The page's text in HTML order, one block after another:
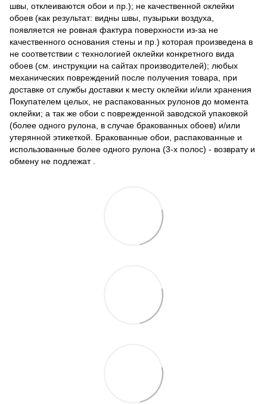
швы, отклеиваются обои и пр.); не качественной оклейки
обоев (как результат: видны швы, пузырьки воздуха,
появляется не ровная фактура поверхности из-за не
качественного основания стены и пр.) которая произведена в
не соответствии с технологией оклейки конкретного вида
обоев (см. инструкции на сайтах производителей); любых
механических повреждений после получения товара, при
доставке от службы доставки к месту оклейки и/или хранения
Покупателем целых, не распакованных рулонов до момента
оклейки; а так же обои с поврежденной заводской упаковкой
(более одного рулона, в случае бракованных обоев) и/или
утерянной этикеткой. Бракованные обои, распакованные и
использованные более одного рулона (3-х полос) - возврату и
обмену не подлежат .